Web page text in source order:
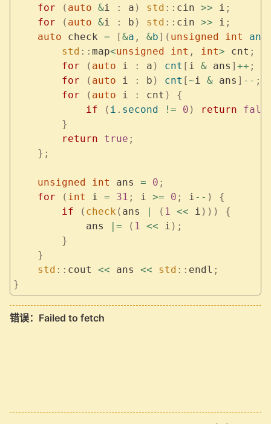
    for
( auto &i : a ) std :: cin >> i ;
    for
( auto &i : b ) std :: cin >> i ;
    auto
check = [&a , &b]( unsigned int ans
        std
:: map<unsigned int , int> cnt ;
        for
( auto i : a ) cnt [ i & ans ] ++ ;
        for
( auto i : b ) cnt [~i & ans ] -- ;
        for
( auto i : cnt )
{
            if
( i . second != 0 ) return
        }
        return
true ;
    };
    unsigned
int ans = 0 ;
    for
( int i = 31 ; i >= 0 ; i-- )
{
        if
( check ( ans | ( 1 << i )))
{
            ans
|= ( 1 << i );
        }
    }
    std
:: cout << ans << std :: endl ;
}